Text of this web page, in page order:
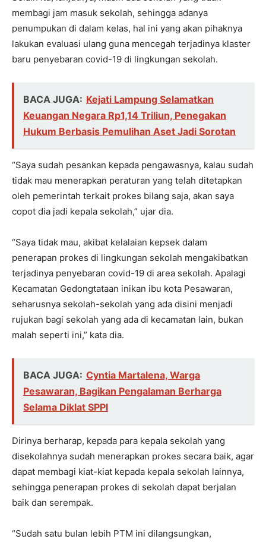
membagi jam masuk sekolah, sehingga adanya
penumpukan di dalam kelas, hal ini yang akan pihaknya
lakukan evaluasi ulang guna mencegah terjadinya klaster
baru penyebaran covid-19 di lingkungan sekolah.
BACA JUGA: Kejati Lampung Selamatkan
Keuangan Negara Rp1,14 Triliun, Penegakan
Hukum Berbasis Pemulihan Aset Jadi Sorotan
“Saya sudah pesankan kepada pengawasnya, kalau sudah
tidak mau menerapkan peraturan yang telah ditetapkan
oleh pemerintah terkait prokes bilang saja, akan saya
copot dia jadi kepala sekolah,” ujar dia.
“Saya tidak mau, akibat kelalaian kepsek dalam
penerapan prokes di lingkungan sekolah mengakibatkan
terjadinya penyebaran covid-19 di area sekolah. Apalagi
Kecamatan Gedongtataan inikan ibu kota Pesawaran,
seharusnya sekolah-sekolah yang ada disini menjadi
rujukan bagi sekolah yang ada di kecamatan lain, bukan
malah seperti ini,” kata dia.
BACA JUGA: Cyntia Martalena, Warga
Pesawaran, Bagikan Pengalaman Berharga
Selama Diklat SPPI
Dirinya berharap, kepada para kepala sekolah yang
disekolahnya sudah menerapkan prokes secara baik, agar
dapat membagi kiat-kiat kepada kepala sekolah lainnya,
sehingga penerapan prokes di sekolah dapat berjalan
baik dan serempak.
“Sudah satu bulan lebih PTM ini dilangsungkan,